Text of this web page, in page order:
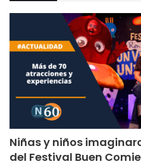
Niñas y niños
del Festival Buen